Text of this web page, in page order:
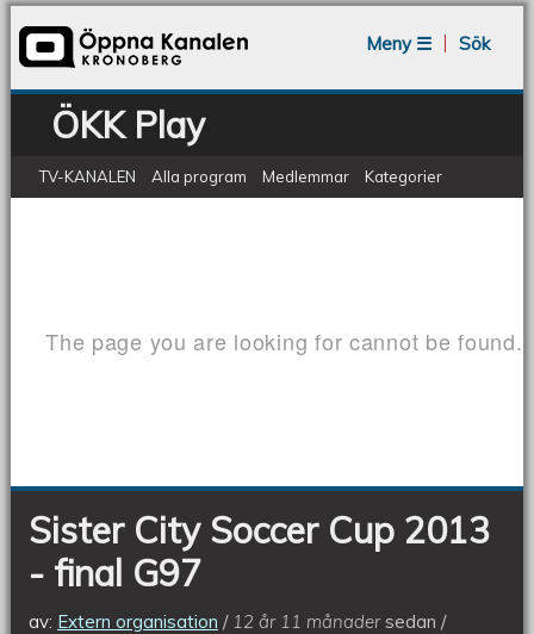
Meny ☰
Sök
ÖKK Play
TV-KANALEN Alla program Medlemmar Kategorier
Cup
G97
Sister City Soccer Cup 2013
- final G97
av: Extern organisation 12 år 11 månadersedan